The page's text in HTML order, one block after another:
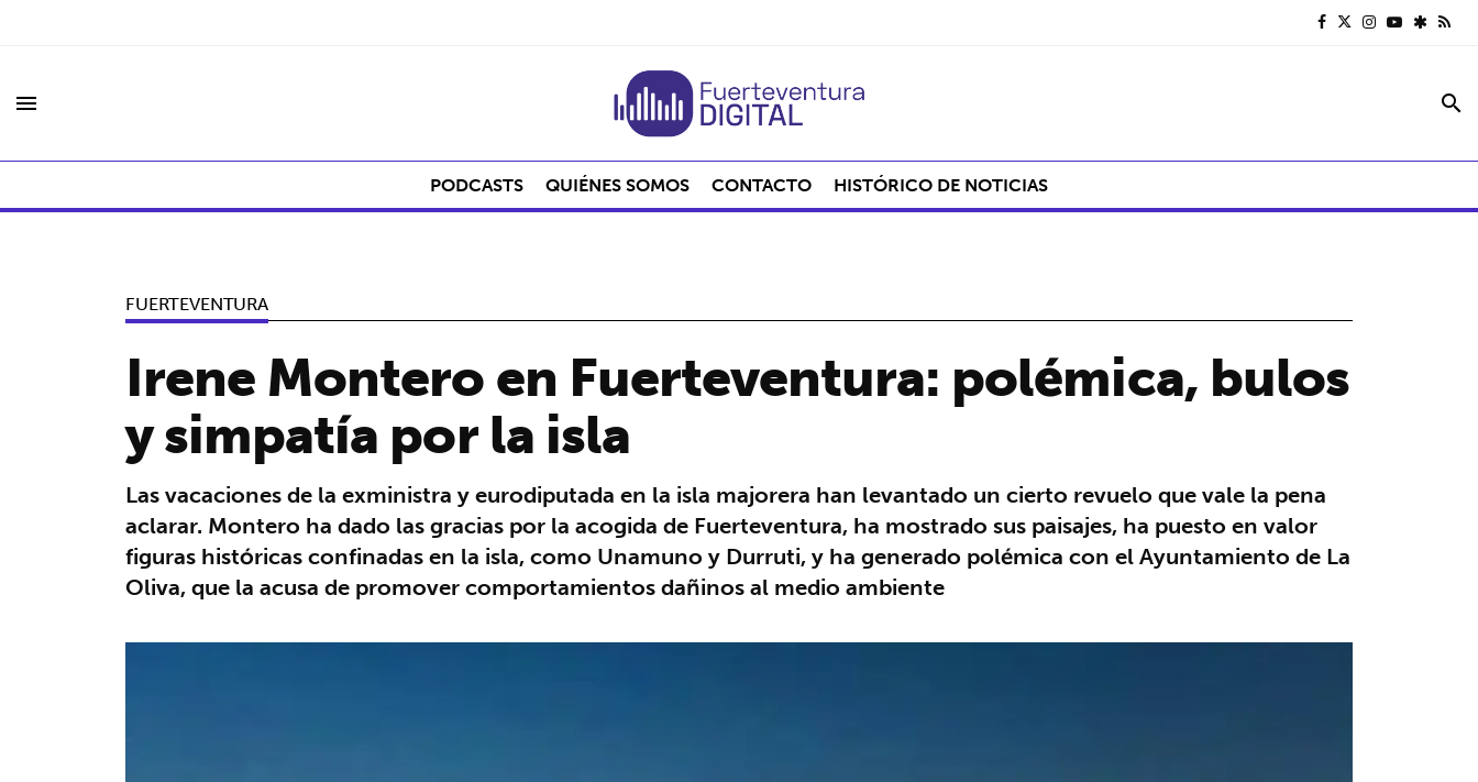
menu search
PODCASTS QUIÉNES SOMOS CONTACTO HISTÓRICO DE NOTICIAS
FUERTEVENTURA
Irene Montero en Fuerteventura: polémica, bulos
y simpatía por la isla
Las vacaciones de la exministra y eurodiputada en la isla majorera han levantado un cierto revuelo que vale la pena
aclarar. Montero ha dado las gracias por la acogida de Fuerteventura, ha mostrado sus paisajes, ha puesto en valor
figuras históricas confinadas en la isla, como Unamuno y Durruti, y ha generado polémica con el Ayuntamiento de La
Oliva, que la acusa de promover comportamientos dañinos al medio ambiente